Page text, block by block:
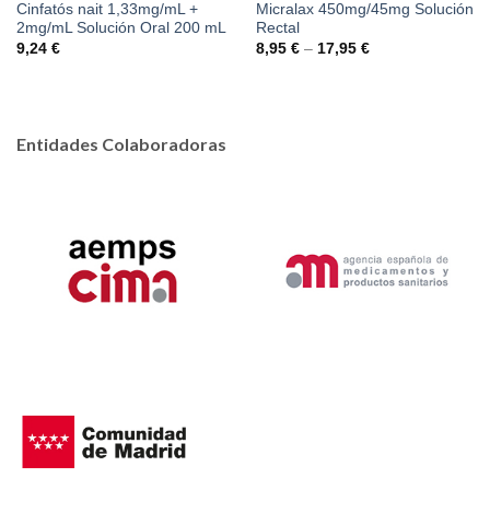
Cinfatós nait 1,33mg/mL +
2mg/mL Solución Oral 200 mL
9,24 €
Micralax 450mg/45mg Solución
Rectal
8,95 €– 17,95 €
Entidades Colaboradoras